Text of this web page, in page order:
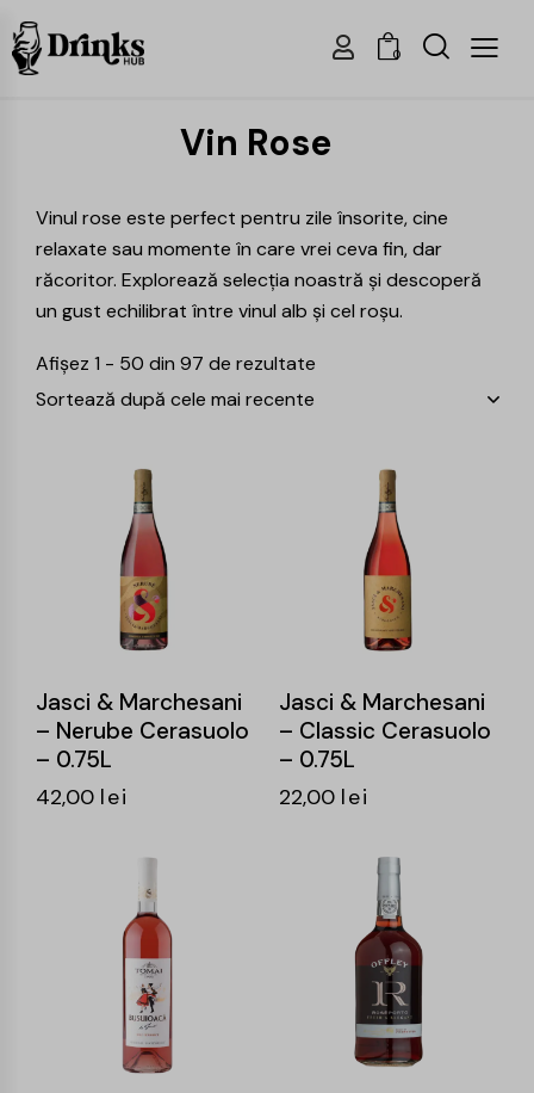
0
Vin Rose
Vinul rose este perfect pentru zile însorite, cine
relaxate sau momente în care vrei ceva fin, dar
răcoritor. Explorează selecția noastră și descoperă
un gust echilibrat între vinul alb și cel roșu.
Afișez 1 - 50 din 97 de rezultate
Jasci & Marchesani
– Nerube Cerasuolo
– 0.75L
42,00 lei
Jasci & Marchesani
– Classic Cerasuolo
– 0.75L
22,00 lei